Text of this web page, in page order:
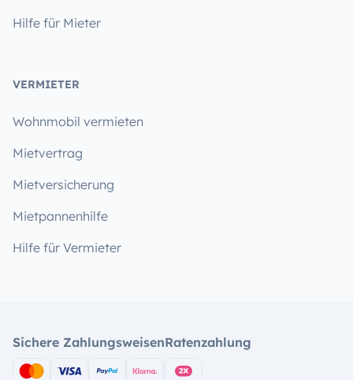
Hilfe für Mieter
VERMIETER
Wohnmobil vermieten
Mietvertrag
Mietversicherung
Mietpannenhilfe
Hilfe für Vermieter
Sichere ZahlungsweisenRatenzahlung